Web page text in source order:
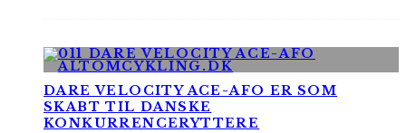
DARE VELOCITY ACE-AFO ER SOM
SKABT TIL DANSKE
KONKURRENCERYTTERE